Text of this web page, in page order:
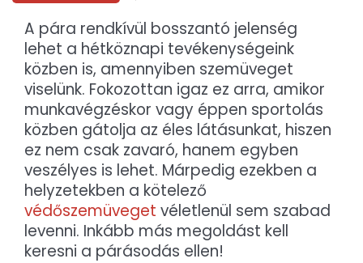
A pára rendkívül bosszantó jelenség
lehet a hétköznapi tevékenységeink
közben is, amennyiben szemüveget
viselünk. Fokozottan igaz ez arra, amikor
munkavégzéskor vagy éppen sportolás
közben gátolja az éles látásunkat, hiszen
ez nem csak zavaró, hanem egyben
veszélyes is lehet. Márpedig ezekben a
helyzetekben a kötelező
védőszemüveget véletlenül sem szabad
levenni. Inkább más megoldást kell
keresni a párásodás ellen!